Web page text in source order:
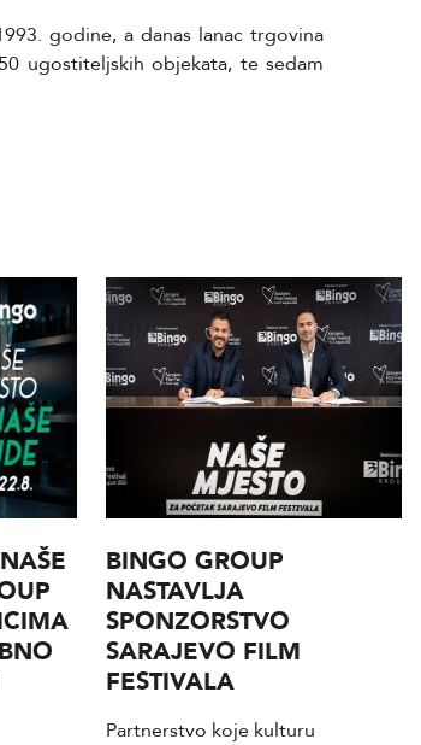
godine, a danas lanac trgovina
ugostiteljskih objekata, te sedam
BINGO GROUP
NASTAVLJA
SPONZORSTVO
SARAJEVO FILM
FESTIVALA
Partnerstvo koje kulturu